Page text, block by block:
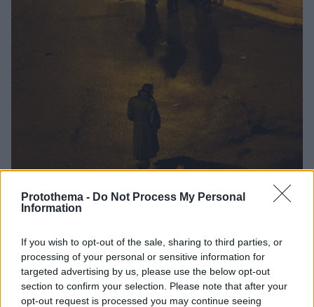
Protothema - Do Not Process My Personal
Information
If you wish to opt-out of the sale, sharing to third parties, or
processing of your personal or sensitive information for
targeted advertising by us, please use the below opt-out
section to confirm your selection. Please note that after your
opt-out request is processed you may continue seeing
από τη ζωή του στο πολιτιστικό κέντρο «Μελίνα»
Περιλαμβάνει φωτογραφίες από την τελευταία,
ανολοκλήρωτη ταινία του στα γυρίσματα της οποία
τραυματίστηκε θανάσιμα πριν από δέκα χρόνια
20.01.2022, 16:16